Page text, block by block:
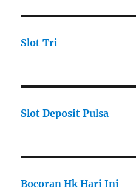
Slot Tri
Slot Deposit Pulsa
Bocoran Hk Hari Ini